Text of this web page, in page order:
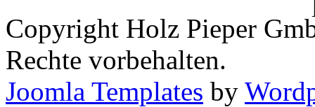
Copyright Holz Pieper
Rechte vorbehalten.
Joomla Templates by